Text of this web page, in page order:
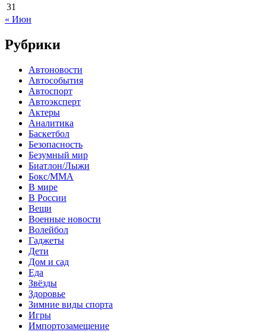
31
« Июн
Рубрики
Автоновости
Автособытия
Автоспорт
Автоэксперт
Актеры
Аналитика
Баскетбол
Безопасность
Безумный мир
Биатлон/Лыжи
Бокс/MMA
В мире
В России
Вещи
Военные новости
Волейбол
Гаджеты
Дети
Дом и сад
Еда
Звёзды
Здоровье
Зимние виды спорта
Игры
Импортозамещение